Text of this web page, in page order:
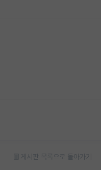
게시판 목록으로 돌아가기